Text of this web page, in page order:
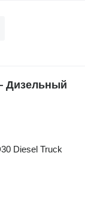
Дизельный
Diesel Truck